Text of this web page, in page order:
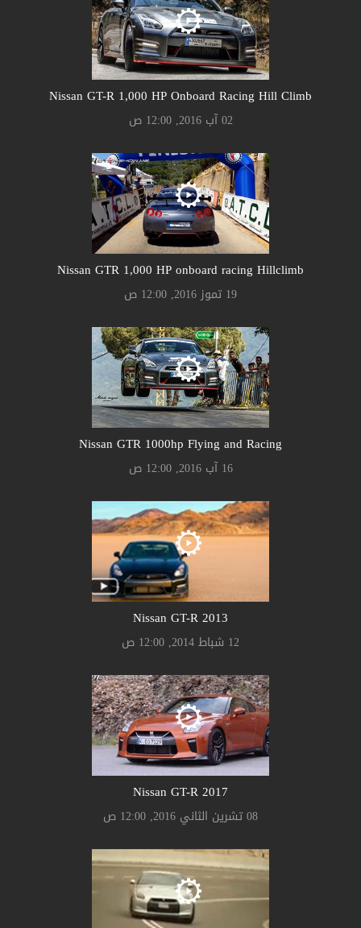
Nissan GT-R 1,000 HP Onboard Racing Hill Climb
02 آب 2016, 12:00 ص
Nissan GTR 1,000 HP onboard racing Hillclimb
19 تموز 2016, 12:00 ص
Nissan GTR 1000hp Flying and Racing
16 آب 2016, 12:00 ص
Nissan GT-R 2013
12 شباط 2014, 12:00 ص
Nissan GT-R 2017
08 تشرين الثاني 2016, 12:00 ص